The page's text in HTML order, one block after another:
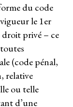
du code
le 1er
droit privé – ce
(code pénal,
relative
ou telle
d’une